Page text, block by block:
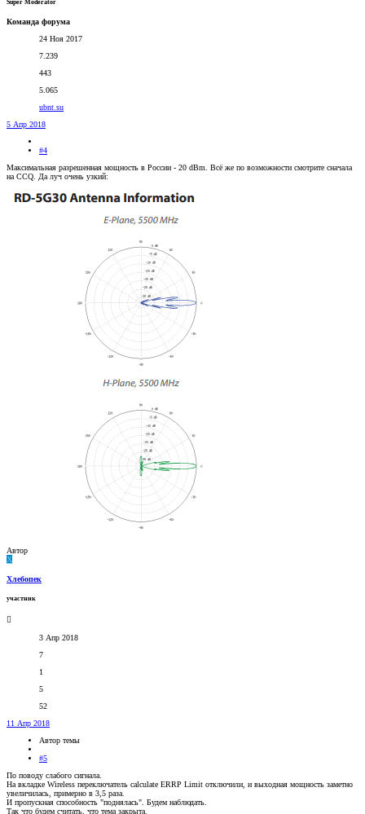
Super Moderator
Команда форума
24 Ноя 2017
7.239
443
5.065
ubnt.su
5 Апр 2018
#4
Максимальная разрешенная мощность в России - 20 dBm. Всё же по возможности смотрите сначала
на CCQ. Да луч очень узкий:
Автор
Х
Хлебопек
участник
3 Апр 2018
7
1
5
52
11 Апр 2018
Автор темы
#5
По поводу слабого сигнала.
На вкладке Wireless переключатель calculate ERRP Limit отключили, и выходная мощность заметно
увеличилась, примерно в 3,5 раза.
И пропускная способность "поднялась". Будем наблюдать.
Так что будем считать, что тема закрыта.